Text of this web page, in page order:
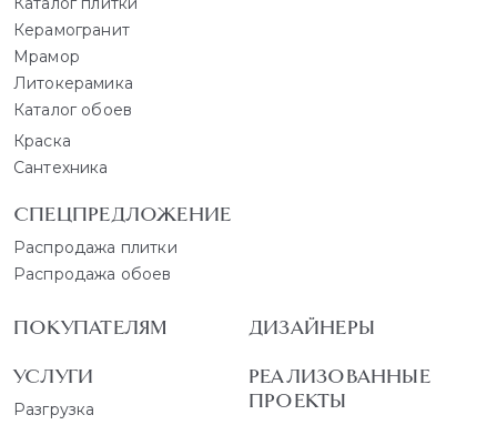
Керамогранит
Мрамор
Литокерамика
Каталог обоев
Краска
Сантехника
СПЕЦПРЕДЛОЖЕНИЕ
Распродажа плитки
Распродажа обоев
ПОКУПАТЕЛЯМ
УСЛУГИ
Разгрузка
ДИЗАЙНЕРЫ
РЕАЛИЗОВАННЫЕ
ПРОЕКТЫ